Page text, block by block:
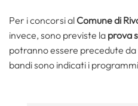
Per i concorsi al Comune di
invece, sono previste la prova
potranno essere precedute da
bandi sono indicati i